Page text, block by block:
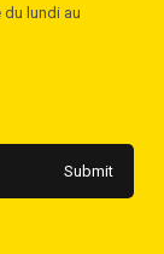
lundi au